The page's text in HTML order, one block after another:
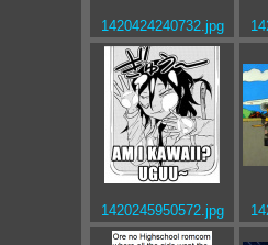
1420424240732.jpg
1420245950572.jpg